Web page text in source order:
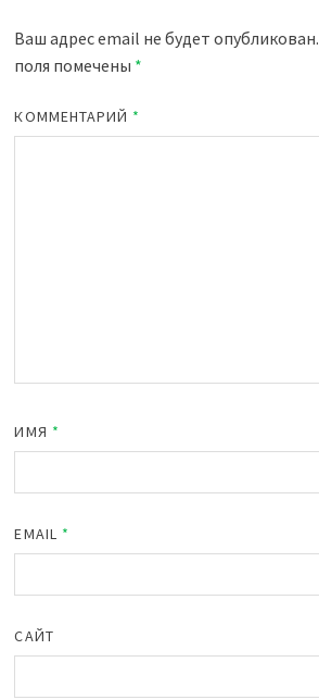
Ваш адрес email не будет опубликован.
поля помечены *
КОММЕНТАРИЙ *
ИМЯ *
EMAIL *
САЙТ